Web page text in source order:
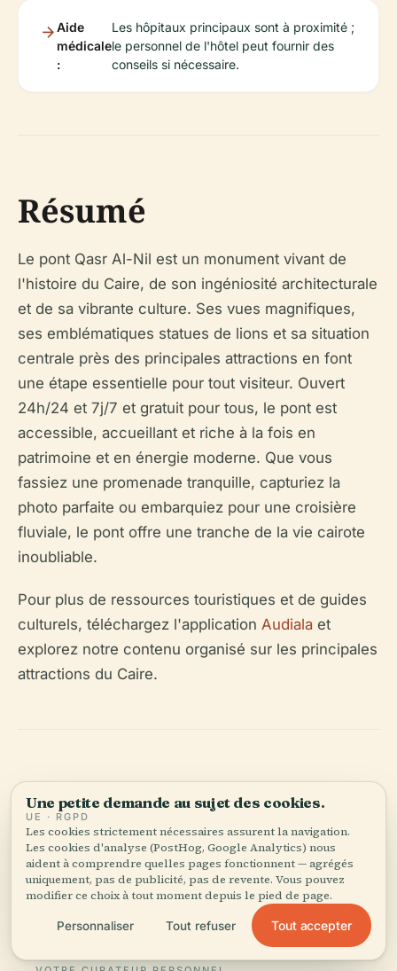
Aide
médicale
:
Les hôpitaux principaux sont à proximité ;
le personnel de l'hôtel peut fournir des
conseils si nécessaire.
Résumé
Le pont Qasr Al-Nil est un monument vivant de
l'histoire du Caire, de son ingéniosité architecturale
et de sa vibrante culture. Ses vues magnifiques,
ses emblématiques statues de lions et sa situation
centrale près des principales attractions en font
une étape essentielle pour tout visiteur. Ouvert
24h/24 et 7j/7 et gratuit pour tous, le pont est
accessible, accueillant et riche à la fois en
patrimoine et en énergie moderne. Que vous
fassiez une promenade tranquille, capturiez la
photo parfaite ou embarquiez pour une croisière
fluviale, le pont offre une tranche de la vie cairote
inoubliable.
Pour plus de ressources touristiques et de guides
culturels, téléchargez l'application Audiala et
explorez notre contenu organisé sur les principales
attractions du Caire.
Écoutez l'histoire complète dans l'app
Une petite demande au sujet des cookies.
UE · RGPD
Les cookies strictement nécessaires assurent la navigation.
Les cookies d'analyse (PostHog, Google Analytics) nous
aident à comprendre quelles pages fonctionnent — agrégés
uniquement, pas de publicité, pas de revente. Vous pouvez
modifier ce choix à tout moment depuis le pied de page.
Personnaliser Tout refuser Tout accepter